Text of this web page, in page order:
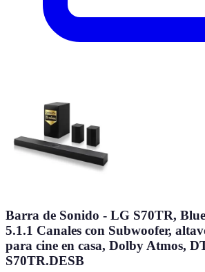
Barra de Sonido - LG S70TR,
5.1.1 Canales con Subwoofer,
para cine en casa, Dolby Atmos,
S70TR.DESB